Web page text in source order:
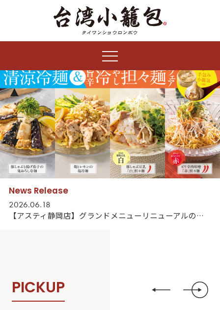
1
2
3
News Release
2026.06.18
【アスティ静岡店】グランドメニューリニューアルのお知らせ
PICKUP